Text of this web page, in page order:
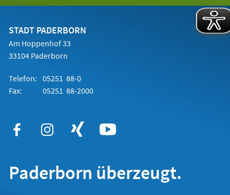
einem
STADT PADERBORN
Am Hoppenhof 33
33104 Paderborn
Telefon: 05251 88-0
Fax:
05251 88-2000
Paderborn überzeugt.